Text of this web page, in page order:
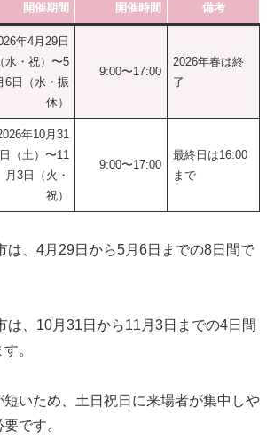
開催期間 開催時間 備考
年4月29日
（水・祝）〜5
6日（水・振
休）
9:00〜17:00
2026年春は終
了
年10月31
日（土）〜11
月3日（火・
祝）
9:00〜17:00
最終日は16:00
まで
は、4月29日から5月6日までの8日間で
は、10月31日から11月3日までの4日間
。
いため、土日祝日に来場者が集中しや
です。